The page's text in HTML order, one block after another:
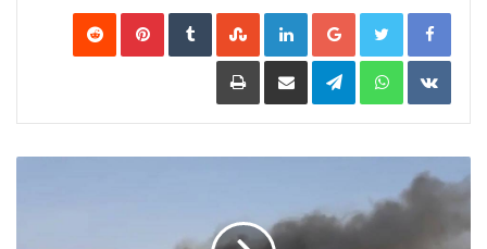
Google+
LinkedIn
‏StumbleUpon
‏VKontakte
WhatsApp
Telegram مشاركة عبر البريد طباعة